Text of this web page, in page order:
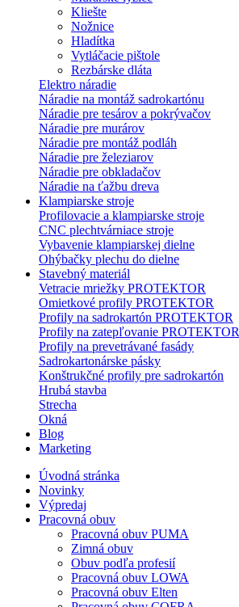
Kliešte
Nožnice
Hladítka
Vytláčacie pištole
Rezbárske dláta
Elektro náradie
Náradie na montáž sadrokartónu
Náradie pre tesárov a pokrývačov
Náradie pre murárov
Náradie pre montáž podláh
Náradie pre železiarov
Náradie pre obkladačov
Náradie na ťažbu dreva
Klampiarske stroje
Profilovacie a klampiarske stroje
CNC plechtvárniace stroje
Vybavenie klampiarskej dielne
Ohýbačky plechu do dielne
Stavebný materiál
Vetracie mriežky PROTEKTOR
Omietkové profily PROTEKTOR
Profily na sadrokartón PROTEKTOR
Profily na zatepľovanie PROTEKTOR
Profily na prevetrávané fasády
Sadrokartonárske pásky
Konštrukčné profily pre sadrokartón
Hrubá stavba
Strecha
Okná
Blog
Marketing
Úvodná stránka
Novinky
Výpredaj
Pracovná obuv
Pracovná obuv PUMA
Zimná obuv
Obuv podľa profesií
Pracovná obuv LOWA
Pracovná obuv Elten